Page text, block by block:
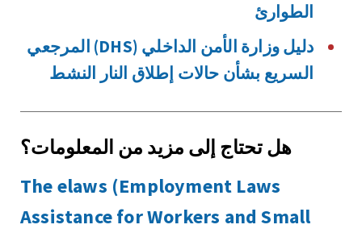
الطوارئ
دليل وزارة الأمن الداخلي (DHS) المرجعي
السريع بشأن حالات إطلاق النار النشط
هل تحتاج إلى مزيد من المعلومات؟
The elaws (Employment Laws
Assistance for Workers and Small